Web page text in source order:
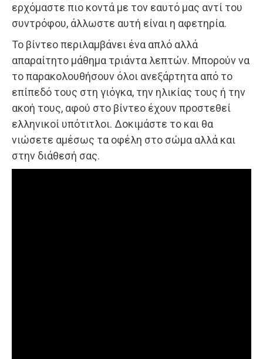
ερχόμαστε πιο κοντά με τον εαυτό μας αντί του
συντρόφου, άλλωστε αυτή είναι η αφετηρία.
Το βίντεο περιλαμβάνει ένα απλό αλλά
απαραίτητο μάθημα τριάντα λεπτών. Μπορούν να
το παρακολουθήσουν όλοι ανεξάρτητα από το
επίπεδό τους στη γιόγκα, την ηλικίας τους ή την
ακοή τους, αφού στο βίντεο έχουν προστεθεί
ελληνικοί υπότιτλοι. Δοκιμάστε το και θα
νιώσετε αμέσως τα οφέλη στο σώμα αλλά και
στην διάθεσή σας.